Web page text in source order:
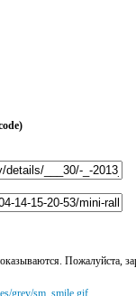
Пожалуйста,